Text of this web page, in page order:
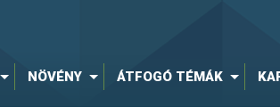
NÖVÉNY ÁTFOGÓ TÉMÁK